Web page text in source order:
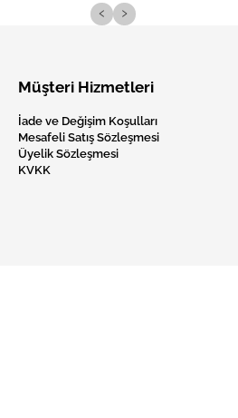
‹ ›
Müşteri Hizmetleri
İade ve Değişim Koşulları
Mesafeli Satış Sözleşmesi
Üyelik Sözleşmesi
KVKK